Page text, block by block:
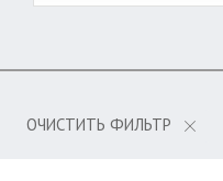
ОЧИСТИТЬ ФИЛЬТР